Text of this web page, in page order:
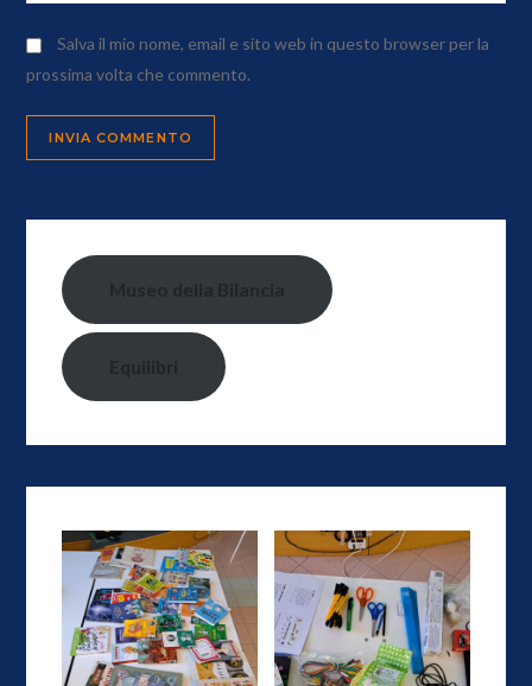
Salva il mio nome, email e sito web in questo browser per la
prossima volta che commento.
Museo della Bilancia
Equilibri